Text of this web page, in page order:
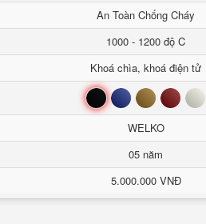
An Toàn Chống Cháy
1000 - 1200 độ C
Khoá chìa, khoá điện tử
Đen Xanh Nâu Đỏ Trắng
WELKO
05 năm
5.000.000 VNĐ